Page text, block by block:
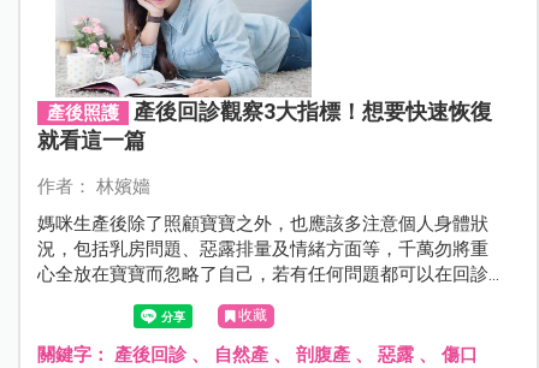
產後照護
產後回診觀察3大指標！想要快速恢復
就看這一篇
作者： 林嬪嬙
媽咪生產後除了照顧寶寶之外，也應該多注意個人身體狀
況，包括乳房問題、惡露排量及情緒方面等，千萬勿將重
心全放在寶寶而忽略了自己，若有任何問題都可以在回診
時諮詢醫師，必要時甚至提早回診做適當的處置。
收藏
關鍵字： 產後回診、 自然產、 剖腹產、 惡露、 傷口